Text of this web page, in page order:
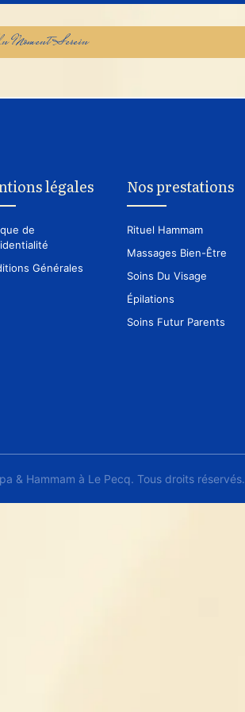
Moment Serein
légales
de
Générales
Nos prestations
Rituel Hammam
Massages Bien-Être
Soins Du Visage
Épilations
Soins Futur Parents
& Hammam à Le Pecq. Tous droits réservés.